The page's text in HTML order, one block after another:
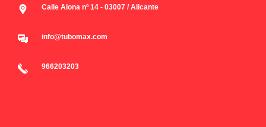
Calle Alona nº 14 - 03007 / Alicante
info@tubomax.com
966203203